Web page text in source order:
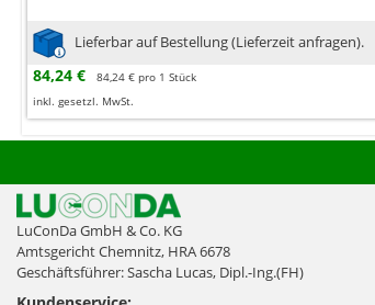
Lieferbar auf Bestellung (Lieferzeit anfragen).
84,24 €
84,24 € pro 1 Stück
inkl. gesetzl. MwSt.
LuConDa GmbH & Co. KG
Amtsgericht Chemnitz, HRA 6678
Geschäftsführer: Sascha Lucas, Dipl.-Ing.(FH)